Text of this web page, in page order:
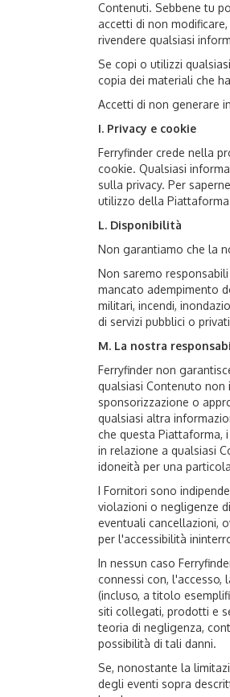
Contenuti. Sebbene tu
accetti di non
rivendere qualsiasi
Se copi o utilizzi
copia dei materiali che
Accetti di non generare
I. Privacy e cookie
Ferryfinder crede nella
cookie. Qualsiasi
sulla privacy. Per
utilizzo della
L. Disponibilità
Non garantiamo che la
Non saremo
mancato adempimento
militari, incendi,
di servizi pubblici o privati
M. La nostra
Ferryfinder non
qualsiasi Contenuto non
sponsorizzazione o
qualsiasi altra
che questa Piattaforma,
in relazione a qualsiasi
idoneità per una
I Fornitori sono
violazioni o negligenze
eventuali cancellazioni,
per l'accessibilità
In nessun caso
connessi con,
(incluso, a titolo
siti collegati, prodotti e
teoria di negligenza,
possibilità di tali danni.
Se, nonostante la
degli eventi sopra